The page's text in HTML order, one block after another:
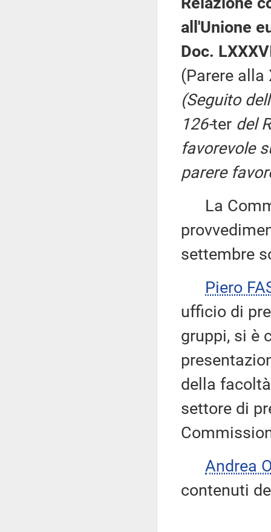
all'Unione
Doc.
(Parere alla
(Seguito
126-ter del
favorevole
parere
La
settembre
Piero
ufficio di
gruppi, si è
della
settore di
Andrea
contenuti